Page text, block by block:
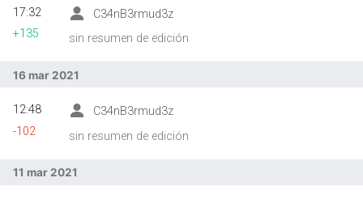
C34nB3rmud3z
sin resumen de edición
17:32
+135
16 mar 2021
C34nB3rmud3z
sin resumen de edición
12:48
-102
11 mar 2021